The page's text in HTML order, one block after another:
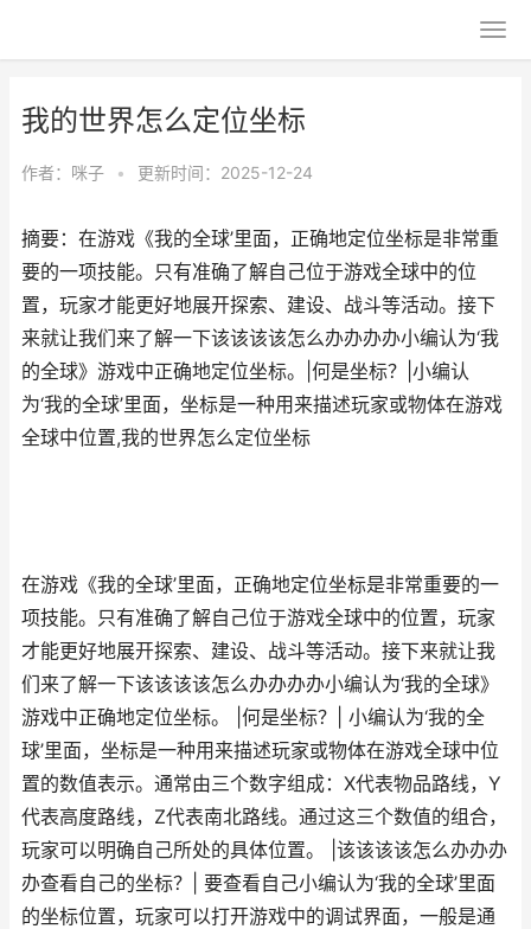
我的世界怎么定位坐标
作者： 咪子 • 更新时间：2025-12-24
摘要：在游戏《我的全球’里面，正确地定位坐标是非常重
要的一项技能。只有准确了解自己位于游戏全球中的位
置，玩家才能更好地展开探索、建设、战斗等活动。接下
来就让我们来了解一下该该该该怎么办办办办小编认为‘我
的全球》游戏中正确地定位坐标。|何是坐标？|小编认
为‘我的全球’里面，坐标是一种用来描述玩家或物体在游戏
全球中位置,我的世界怎么定位坐标
在游戏《我的全球’里面，正确地定位坐标是非常重要的一
项技能。只有准确了解自己位于游戏全球中的位置，玩家
才能更好地展开探索、建设、战斗等活动。接下来就让我
们来了解一下该该该该怎么办办办办小编认为‘我的全球》
游戏中正确地定位坐标。 |何是坐标？| 小编认为‘我的全
球’里面，坐标是一种用来描述玩家或物体在游戏全球中位
置的数值表示。通常由三个数字组成：X代表物品路线，Y
代表高度路线，Z代表南北路线。通过这三个数值的组合，
玩家可以明确自己所处的具体位置。 |该该该该怎么办办办
办查看自己的坐标？| 要查看自己小编认为‘我的全球’里面
的坐标位置，玩家可以打开游戏中的调试界面，一般是通